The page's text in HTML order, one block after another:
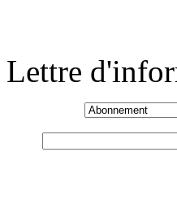
Lettre